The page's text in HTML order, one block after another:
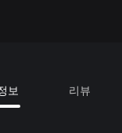
보 리뷰